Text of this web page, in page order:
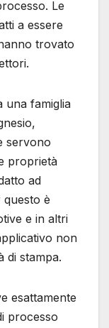
Le
a essere
trovato
una famiglia
servono
proprietà
ad
questo è
e in altri
non
di stampa.
esattamente
processo